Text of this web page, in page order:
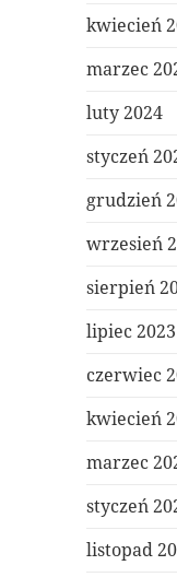
kwiecień
marzec
luty 2024
styczeń
grudzień
wrzesień
sierpień
lipiec 2023
czerwiec
kwiecień
marzec
styczeń
listopad